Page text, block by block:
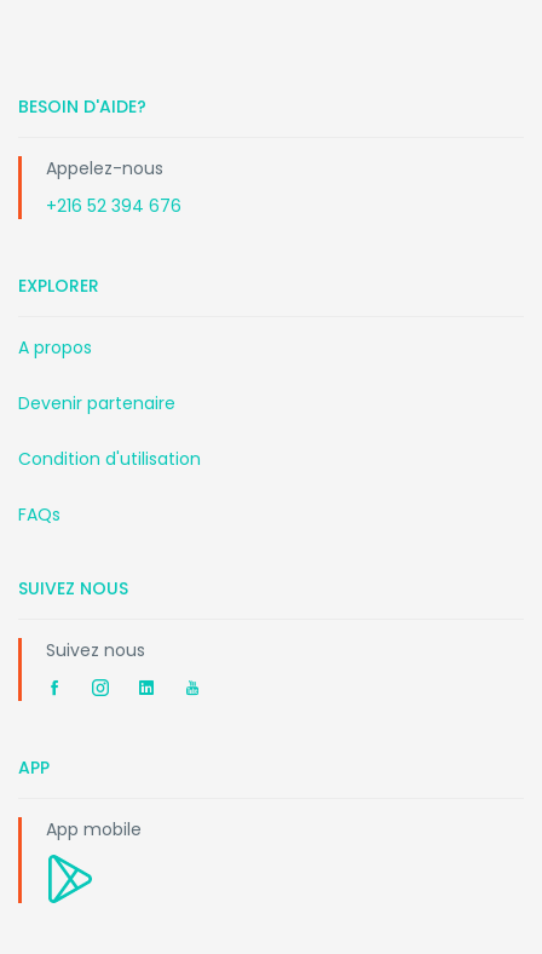
BESOIN D'AIDE?
Appelez-nous
+216 52 394 676
EXPLORER
A propos
Devenir partenaire
Condition d'utilisation
FAQs
SUIVEZ NOUS
Suivez nous
APP
App mobile